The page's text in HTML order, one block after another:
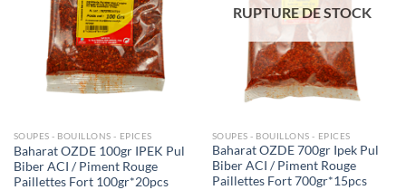
SOUPES - BOUILLONS - EPICES
Baharat OZDE 100gr IPEK Pul
Biber ACI / Piment Rouge
Paillettes Fort 100gr*20pcs
RUPTURE DE STOCK
SOUPES - BOUILLONS - EPICES
Baharat OZDE 700gr Ipek Pul
Biber ACI / Piment Rouge
Paillettes Fort 700gr*15pcs